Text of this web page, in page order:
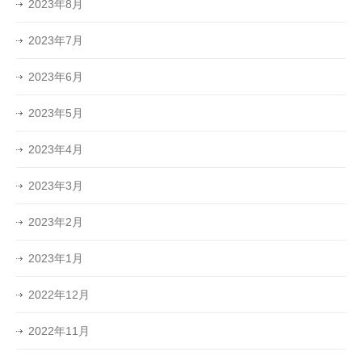
2023年8月
2023年7月
2023年6月
2023年5月
2023年4月
2023年3月
2023年2月
2023年1月
2022年12月
2022年11月